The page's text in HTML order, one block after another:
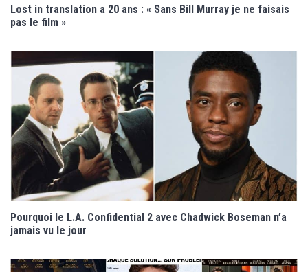
Lost in translation a 20 ans : « Sans Bill Murray je ne faisais
pas le film »
Pourquoi le L.A. Confidential 2 avec Chadwick Boseman n’a
jamais vu le jour